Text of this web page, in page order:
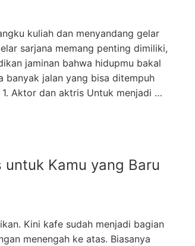
kuliah dan menyandang gelar
sarjana memang penting dimiliki,
jaminan bahwa hidupmu bakal
banyak jalan yang bisa ditempuh
Aktor dan aktris Untuk menjadi …
Kamu yang Baru
Kini kafe sudah menjadi bagian
menengah ke atas. Biasanya